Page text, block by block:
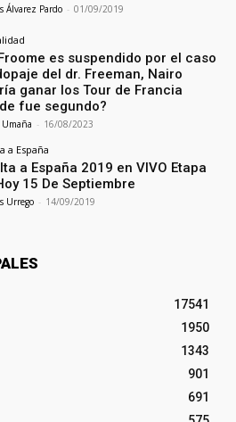
Álvarez Pardo - 01/09/2019
es suspendido por el caso
del dr. Freeman, Nairo
ganar los Tour de Francia
fue segundo?
Umaña - 16/08/2023
a España
a España 2019 en VIVO Etapa
15 De Septiembre
Urrego - 14/09/2019
17541
1950
1343
901
691